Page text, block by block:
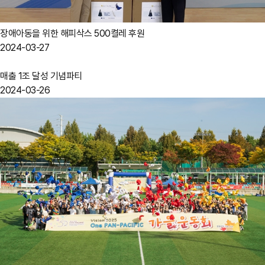
장애아동을 위한 해피삭스 500켤레 후원
2024-03-27
매출 1조 달성 기념파티
2024-03-26